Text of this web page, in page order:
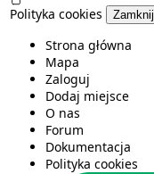
Polityka cookies
Zamknij
Strona główna
Mapa
Zaloguj
Dodaj miejsce
O nas
Forum
Dokumentacja
Polityka cookies